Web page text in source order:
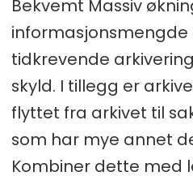
Bekvemt Massiv
tidkrevende
skyld. I tillegg er
flyttet fra arkivet til
som har mye annet
Kombiner dette med